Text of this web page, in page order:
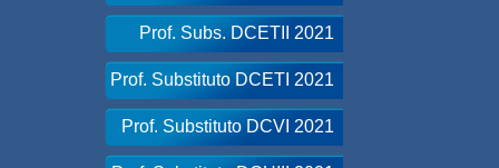
Prof. Subs. DCETII 2021
Prof. Substituto DCETI 2021
Prof. Substituto DCVI 2021